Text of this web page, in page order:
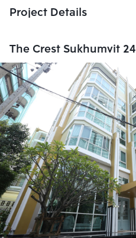
Project Details
The Crest Sukhumvit 24